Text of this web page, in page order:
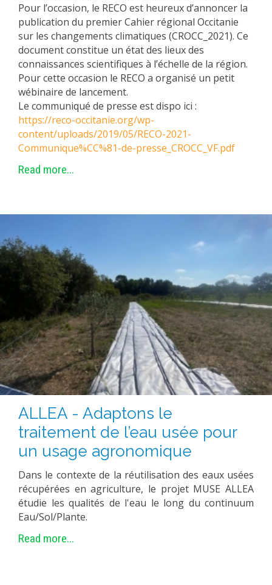
Pour l’occasion, le RECO est heureuxd’annoncer la
publication du premier Cahier régional Occitanie
sur les changements climatiques (CROCC_2021). Ce
document constitue un état des lieux des
connaissances scientifiques à l’échelle de la région.
Pour cette occasion le RECO a organisé un petit
wébinaire de lancement.
Le communiqué de presse est dispo ici :
https://reco-occitanie.org/wp-
content/uploads/2019/05/RECO-2021-
Communique%CC%81-de-presse_CROCC_VF.pdf
Read more...
ALLEA - Adaptons le
traitement de l’eau usée pour
un usage agronomique
Dans le contexte de la réutilisation des eaux usées
récupérées en agriculture, le projet MUSE ALLEA
étudie les qualités de l'eau le long du continuum
Eau/Sol/Plante.
Read more...